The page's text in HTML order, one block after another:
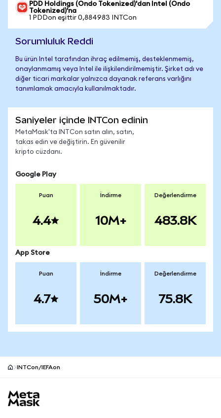
PDD Holdings (Ondo Tokenized)'dan Intel (Ondo
Tokenized)'na
1 PDDon eşittir 0,884983 INTCon
Sorumluluk Reddi
Bu ürün Intel tarafından ihraç edilmemiş, desteklenmemiş,
onaylanmamış veya Intel ile ilişkilendirilmemiştir. Şirket adı ve
diğer ticari markalar yalnızca dayanak referans varlığını
tanımlamak amacıyla kullanılmaktadır.
Saniyeler içinde INTCon edinin
MetaMask'ta INTCon satın alın, satın,
takas edin ve değiştirin. En güvenilir
kripto cüzdanı.
Google Play
Puan
4.4
İndirme
10M+
Değerlendirme
483.8K
App Store
Puan
4.7
İndirme
50M+
Değerlendirme
75.8K
INTCon/IEFAon